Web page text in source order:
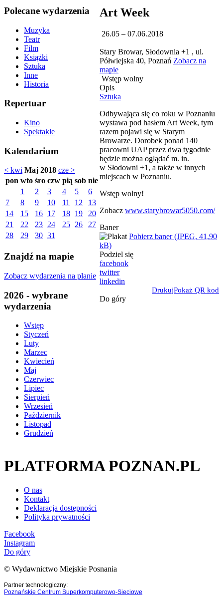
Polecane wydarzenia
Muzyka
Teatr
Film
Książki
Sztuka
Inne
Historia
Repertuar
Kino
Spektakle
Kalendarium
< kwi Maj 2018 cze >
pon wto śro czw pią sob nie
1
2 3 4 5
6
7
8 9 10 11 12
13
14
15 16 17 18 19
20
21
22 23 24 25 26
27
28
29 30 31
Znajdź na mapie
Zobacz wydarzenia na planie
2026 - wybrane
wydarzenia
Wstęp
Styczeń
Luty
Marzec
Kwiecień
Maj
Czerwiec
Lipiec
Sierpień
Wrzesień
Październik
Listopad
Grudzień
Art Week
26.05 – 07.06.2018
Stary Browar, Słodownia +1 , ul.
Półwiejska 40, Poznań Zobacz na
mapie
Wstęp wolny
Opis
Sztuka
Odbywająca się co roku w Poznaniu
wystawa pod hasłem Art Week, tym
razem pojawi się w Starym
Browarze. Dorobek ponad 140
pracowni UAP przez dwa tygodnie
będzie można oglądać m. in.
w Słodowni +1, a także w innych
miejscach w Poznaniu.
Wstęp wolny!
Zobacz www.starybrowar5050.com/
Baner
Pobierz baner (JPEG, 41,90
kB)
Podziel się
facebook
twitter
linkedin
DrukujPokaż QR kod
Do góry
PLATFORMA POZNAN.PL
O nas
Kontakt
Deklaracja dostępności
Polityka prywatności
Facebook
Instagram
Do góry
© Wydawnictwo Miejskie Posnania
Partner technologiczny:
Poznańskie Centrum Superkomputerowo-Sieciowe